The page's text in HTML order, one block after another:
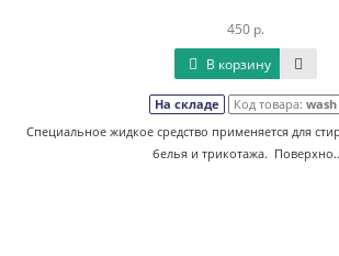
450 р.
В корзину
На складе Код товара: wash
Специальное жидкое средство применяется для
белья и трикотажа. Поверхно..